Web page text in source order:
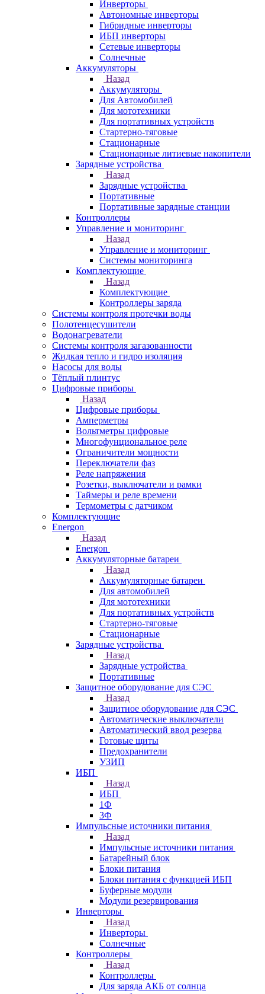
Инверторы
Автономные инверторы
Гибридные инверторы
ИБП инверторы
Сетевые инверторы
Солнечные
Аккумуляторы
Назад
Аккумуляторы
Для Автомобилей
Для мототехники
Для портативных устройств
Стартерно-тяговые
Стационарные
Стационарные литиевые накопители
Зарядные устройства
Назад
Зарядные устройства
Портативные
Портативные зарядные станции
Контроллеры
Управление и мониторинг
Назад
Управление и мониторинг
Системы мониторинга
Комплектующие
Назад
Комплектующие
Контроллеры заряда
Системы контроля протечки воды
Полотенцесушители
Водонагреватели
Системы контроля загазованности
Жидкая тепло и гидро изоляция
Насосы для воды
Тёплый плинтус
Цифровые приборы
Назад
Цифровые приборы
Амперметры
Вольтметры цифровые
Многофунциональное реле
Ограничители мощности
Переключатели фаз
Реле напряжения
Розетки, выключатели и рамки
Таймеры и реле времени
Термометры c датчиком
Комплектующие
Energon
Назад
Energon
Аккумуляторные батареи
Назад
Аккумуляторные батареи
Для автомобилей
Для мототехники
Для портативных устройств
Стартерно-тяговые
Стационарные
Зарядные устройства
Назад
Зарядные устройства
Портативные
Защитное оборудование для СЭС
Назад
Защитное оборудование для СЭС
Автоматические выключатели
Автоматический ввод резерва
Готовые щиты
Предохранители
УЗИП
ИБП
Назад
ИБП
1Ф
3Ф
Импульсные источники питания
Назад
Импульсные источники питания
Батарейный блок
Блоки питания
Блоки питания с функцией ИБП
Буферные модули
Модули резервирования
Инверторы
Назад
Инверторы
Солнечные
Контроллеры
Назад
Контроллеры
Для заряда АКБ от солнца